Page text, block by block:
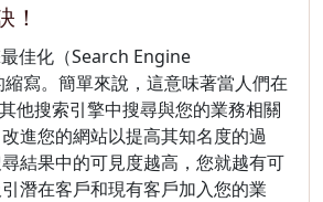
！
佳化（Search Engine
寫。簡單來說，這意味著當人們在
他搜索引擎中搜尋與您的業務相關
進您的網站以提高其知名度的過
結果中的可見度越高，您就越有可
潛在客戶和現有客戶加入您的業